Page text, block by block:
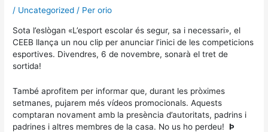
/ Uncategorized / Per orio
Sota l’eslògan «L’esport escolar és segur, sa i necessari», el
CEEB llança un nou clip per anunciar l’inici de les competicions
esportives. Divendres, 6 de novembre, sonarà el tret de
sortida!
També aprofitem per informar que, durant les pròximes
setmanes, pujarem més vídeos promocionals. Aquests
comptaran novament amb la presència d’autoritats, padrins i
padrines i altres membres de la casa. No us ho perdeu!Þ